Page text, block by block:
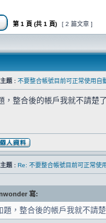
第 1 頁 (共 1 頁) [ 2 篇文章 ]
題 : 不要整合帳號目前可正常使用自
，整合後的帳戶我就不請楚
題 : Re: 不要整合帳號目前可正常使
寫:
題，整合後的帳戶我就不請